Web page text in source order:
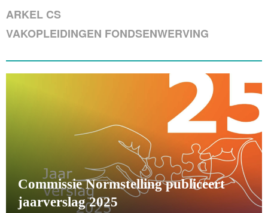
ARKEL CS
VAKOPLEIDINGEN FONDSENWERVING
Commissie Normstelling publiceert
jaarverslag 2025